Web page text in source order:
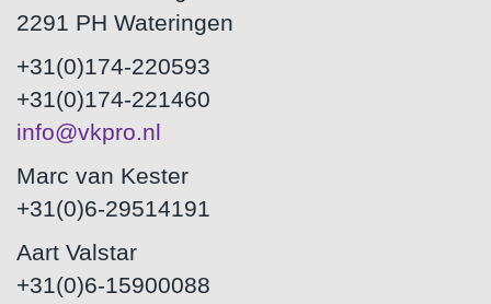
2291 PH Wateringen
+31(0)174-220593
+31(0)174-221460
info@vkpro.nl
Marc van Kester
+31(0)6-29514191
Aart Valstar
+31(0)6-15900088